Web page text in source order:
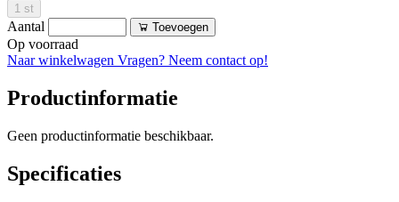
1 st
Aantal Toevoegen
Op voorraad
Naar winkelwagen Vragen? Neem contact op!
Productinformatie
Geen productinformatie beschikbaar.
Specificaties